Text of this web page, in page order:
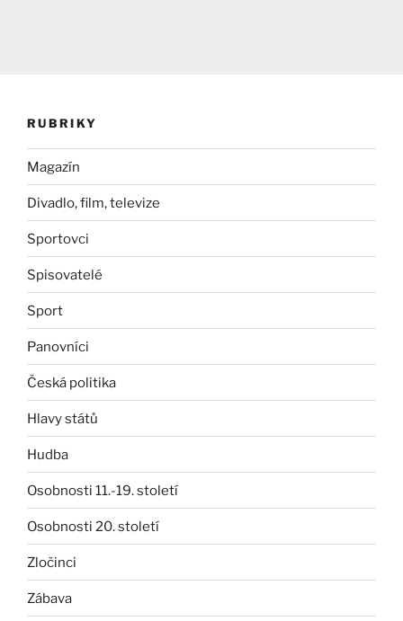
RUBRIKY
Magazín
Divadlo, film, televize
Sportovci
Spisovatelé
Sport
Panovníci
Česká politika
Hlavy států
Hudba
Osobnosti 11.-19. století
Osobnosti 20. století
Zločinci
Zábava